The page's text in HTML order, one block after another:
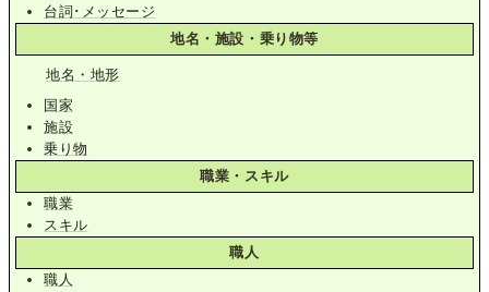
台詞･メッセージ
地名・施設・乗り物等
地名・地形
国家
施設
乗り物
職業・スキル
職業
スキル
職人
職人